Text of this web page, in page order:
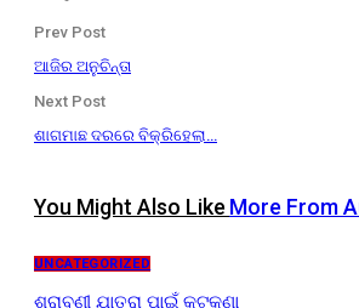
Prev Post
ଆଜିର ଅନୁଚିନ୍ତା
Next Post
ଶାଗମାଛ ଦରରେ ବିକ୍ରିହେଲା…
You Might Also Like More From
UNCATEGORIZED
ଶ୍ରାବଣୀ ଯାତ୍ରା ପାଇଁ କଟକଣା